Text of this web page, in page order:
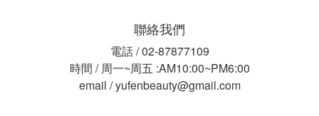
聯絡我們
電話 / 02-87877109
時間 / 周一~周五 :AM10:00~PM6:00
email / yufenbeauty@gmail.com